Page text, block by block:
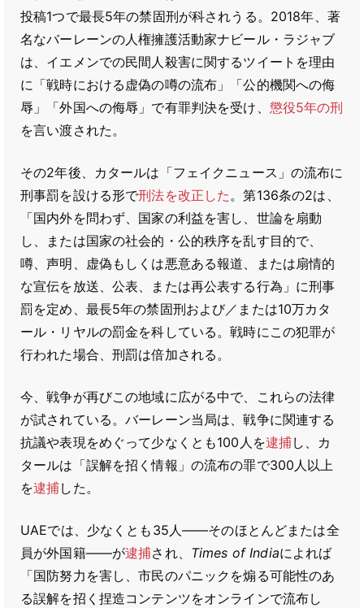
投稿1つで最長5年の禁固刑が科されうる。2018年、著
名なバーレーンの人権擁護活動家ナビール・ラジャブ
は、イエメンでの民間人殺害に関するツイートを理由
に「戦時における虚偽の噂の流布」「公的機関への侮
辱」「外国への侮辱」で有罪判決を受け、 懲役5年の刑
を言い渡された。
その2年後、カタールは「フェイクニュース」の流布に
刑事罰を設ける形で刑法を改正した。第136条の2は、
「国内外を問わず、国家の利益を害し、世論を扇動
し、または国家の社会的・公的秩序を乱す目的で、
噂、声明、虚偽もしくは悪意ある報道、または扇情的
な宣伝を放送、公表、または再公表する行為」に刑事
罰を定め、最長5年の禁固刑および／または10万カタ
ール・リヤルの罰金を科している。戦時にこの犯罪が
行われた場合、刑罰は倍加される。
今、戦争が再びこの地域に広がる中で、これらの法律
が試されている。バーレーン当局は、戦争に関連する
抗議や表現をめぐって少なくとも100人を逮捕し、カ
タールは「誤解を招く情報」の流布の罪で300人以上
を逮捕した。
UAEでは、少なくとも35人――そのほとんどまたは全
員が外国籍――が逮捕され、 Times of Indiaによれば
「国防努力を害し、市民のパニックを煽る可能性のあ
る誤解を招く捏造コンテンツをオンラインで流布し